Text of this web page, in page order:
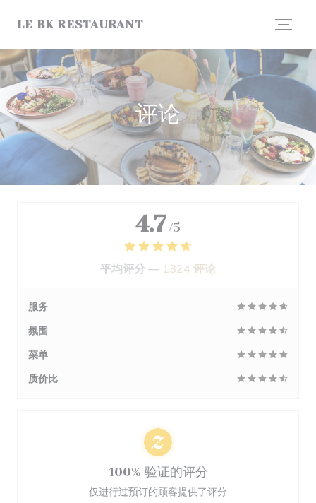
LE BK RESTAURANT
评论
4.7 /5
平均评分 — 1324 评论
服务
氛围
菜单
质价比
100% 验证的评分
仅进行过预订的顾客提供了评分